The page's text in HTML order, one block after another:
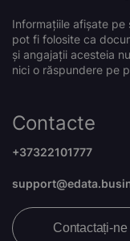
Informațiile afișate pe
pot fi folosite ca
și angajații acesteia
nici o răspundere pe
Contacte
+37322101777
Contactați-ne